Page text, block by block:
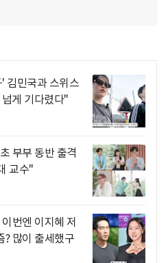
김민국과 스위스
게 기다렸다"
부부 동반 출격
교수"
번엔 이지혜 저
? 많이 출세했구